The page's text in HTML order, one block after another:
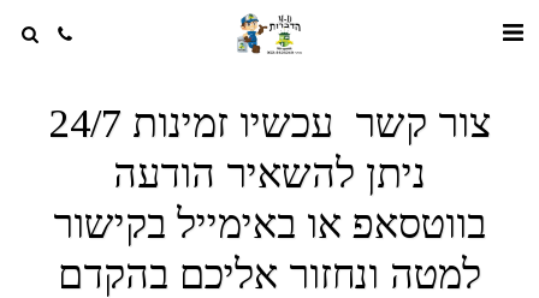
צור קשר עכשיו זמינות 24/7
ניתן להשאיר הודעה
בווטסאפ או באימייל בקישור
למטה ונחזור אליכם בהקדם